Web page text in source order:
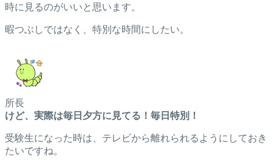
時に見るのがいいと思います。
暇つぶしではなく、特別な時間にしたい。
所長
けど、実際は毎日夕方に見てる！毎日特別！
受験生になった時は、テレビから離れられるようにしておき
たいですね。